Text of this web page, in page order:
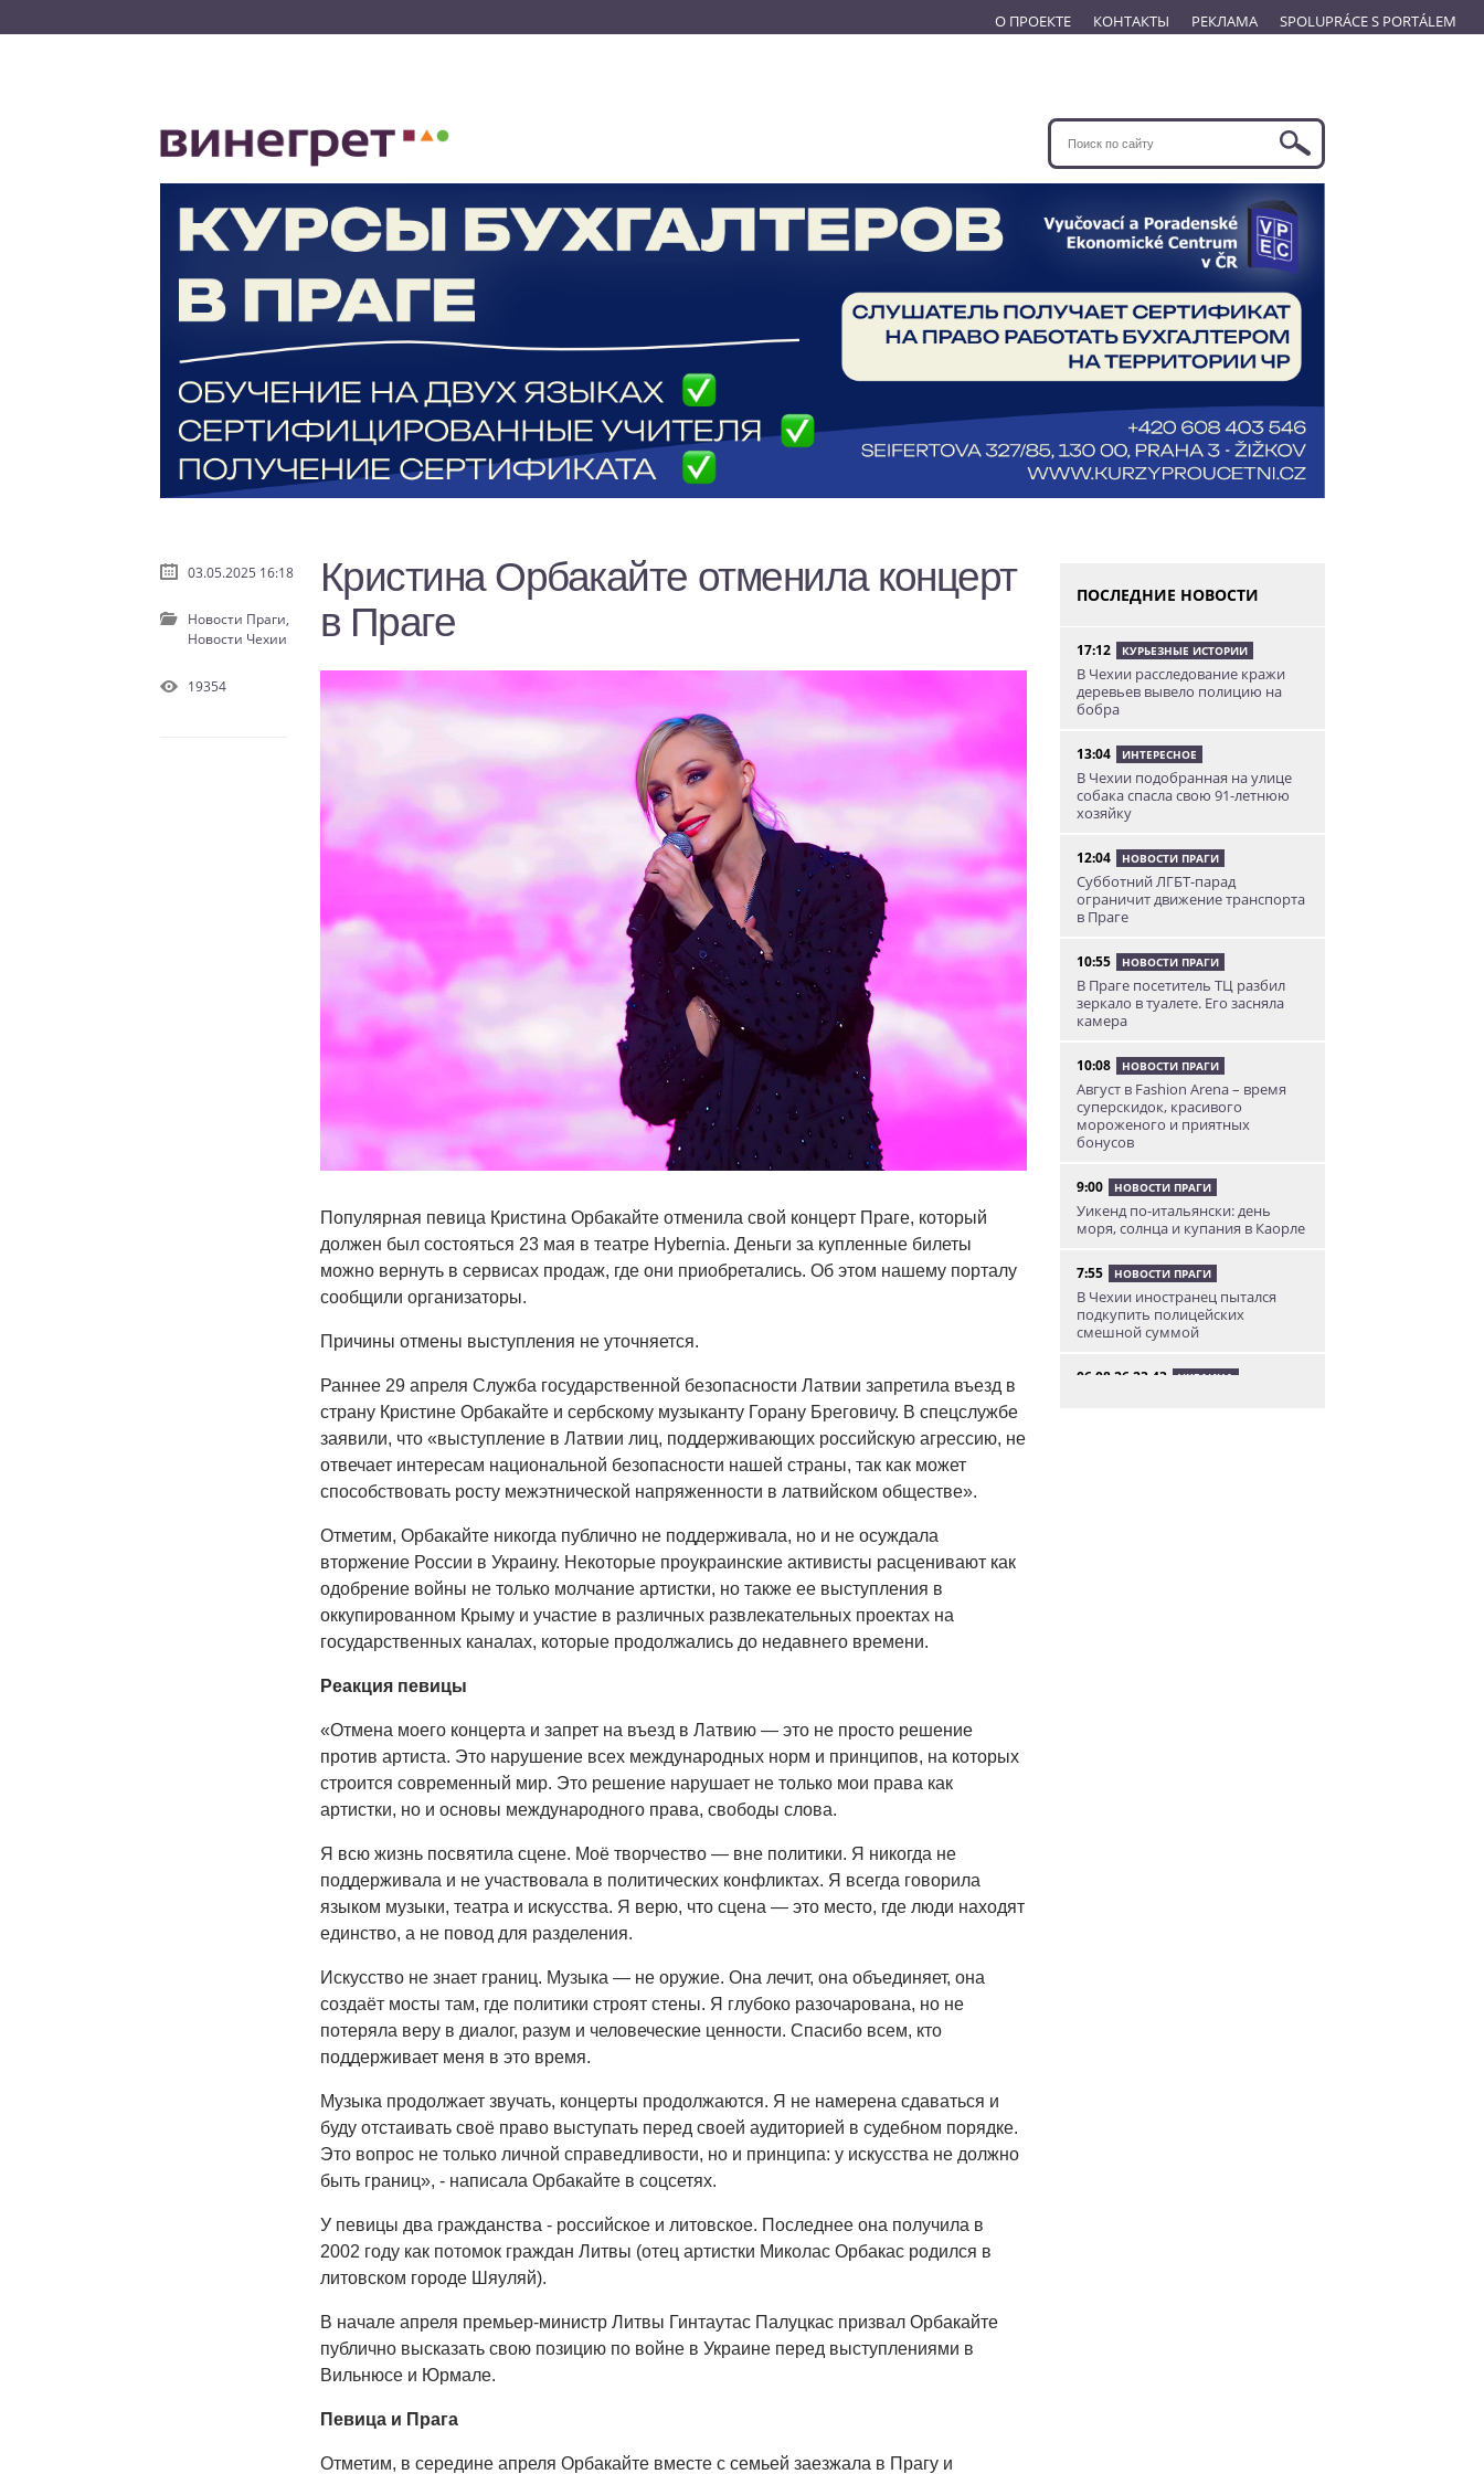
О ПРОЕКТЕ КОНТАКТЫ РЕКЛАМА SPOLUPRÁCE S PORTÁLEM
Кристина Орбакайте отменила концерт
в Праге
Популярная певица Кристина Орбакайте отменила свой концерт Праге, который
должен был состояться 23 мая в театре Hybernia. Деньги за купленные билеты
можно вернуть в сервисах продаж, где они приобретались. Об этом нашему порталу
сообщили организаторы.
Причины отмены выступления не уточняется.
Раннее 29 апреля Служба государственной безопасности Латвии запретила въезд в
страну Кристине Орбакайте и сербскому музыканту Горану Бреговичу. В спецслужбе
заявили, что «выступление в Латвии лиц, поддерживающих российскую агрессию, не
отвечает интересам национальной безопасности нашей страны, так как может
способствовать росту межэтнической напряженности в латвийском обществе».
Отметим, Орбакайте никогда публично не поддерживала, но и не осуждала
вторжение России в Украину. Некоторые проукраинские активисты расценивают как
одобрение войны не только молчание артистки, но также ее выступления в
оккупированном Крыму и участие в различных развлекательных проектах на
государственных каналах, которые продолжались до недавнего времени.
Реакция певицы
«Отмена моего концерта и запрет на въезд в Латвию — это не просто решение
против артиста. Это нарушение всех международных норм и принципов, на которых
строится современный мир. Это решение нарушает не только мои права как
артистки, но и основы международного права, свободы слова.
Я всю жизнь посвятила сцене. Моё творчество — вне политики. Я никогда не
поддерживала и не участвовала в политических конфликтах. Я всегда говорила
языком музыки, театра и искусства. Я верю, что сцена — это место, где люди находят
единство, а не повод для разделения.
Искусство не знает границ. Музыка — не оружие. Она лечит, она объединяет, она
создаёт мосты там, где политики строят стены. Я глубоко разочарована, но не
потеряла веру в диалог, разум и человеческие ценности. Спасибо всем, кто
поддерживает меня в это время.
Музыка продолжает звучать, концерты продолжаются. Я не намерена сдаваться и
буду отстаивать своё право выступать перед своей аудиторией в судебном порядке.
Это вопрос не только личной справедливости, но и принципа: у искусства не должно
быть границ», - написала Орбакайте в соцсетях.
У певицы два гражданства - российское и литовское. Последнее она получила в
2002 году как потомок граждан Литвы (отец артистки Миколас Орбакас родился в
литовском городе Шяуляй).
В начале апреля премьер-министр Литвы Гинтаутас Палуцкас призвал Орбакайте
публично высказать свою позицию по войне в Украине перед выступлениями в
Вильнюсе и Юрмале.
Певица и Прага
Отметим, в середине апреля Орбакайте вместе с семьей заезжала в Прагу и
03.05.2025 16:18
Новости Праги,
Новости Чехии
19354
ПОСЛЕДНИЕ НОВОСТИ
17:12 КУРЬЕЗНЫЕ ИСТОРИИ
В Чехии расследование кражи
деревьев вывело полицию на
бобра
13:04 ИНТЕРЕСНОЕ
В Чехии подобранная на улице
собака спасла свою 91-летнюю
хозяйку
12:04 НОВОСТИ ПРАГИ
Субботний ЛГБТ-парад
ограничит движение транспорта
в Праге
10:55 НОВОСТИ ПРАГИ
В Праге посетитель ТЦ разбил
зеркало в туалете. Его засняла
камера
10:08 НОВОСТИ ПРАГИ
Август в Fashion Arena – время
суперскидок, красивого
мороженого и приятных
бонусов
9:00 НОВОСТИ ПРАГИ
Уикенд по-итальянски: день
моря, солнца и купания в Каорле
7:55 НОВОСТИ ПРАГИ
В Чехии иностранец пытался
подкупить полицейских
смешной суммой
06.08.26 23:43 УКРАИНА